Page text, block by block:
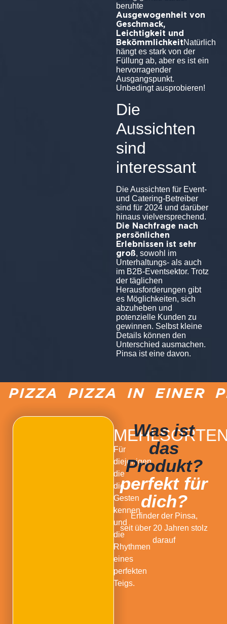
beruhte
Ausgewogenheit von
Geschmack,
Leichtigkeit und
BekömmlichkeitNatürlich
hängt es stark von der
Füllung ab, aber es ist ein
hervorragender
Ausgangspunkt.
Unbedingt ausprobieren!
Die
Aussichten
sind
interessant
Die Aussichten für Event-
und Catering-Betreiber
sind für 2024 und darüber
hinaus vielversprechend.
Die Nachfrage nach
persönlichen
Erlebnissen ist sehr
groß, sowohl im
Unterhaltungs- als auch
im B2B-Eventsektor. Trotz
der täglichen
Herausforderungen gibt
es Möglichkeiten, sich
abzuheben und
potenzielle Kunden zu
gewinnen. Selbst kleine
Details können den
Unterschied ausmachen.
Pinsa ist eine davon.
PIZZA IN EINER
Für
diejenigen,
die
die
Gesten
kennen
und
die
Rhythmen
eines
perfekten
Teigs.
Was ist
das
Produkt?
perfekt für
dich?
Erfinder der Pinsa,
seit über 20 Jahren stolz
darauf